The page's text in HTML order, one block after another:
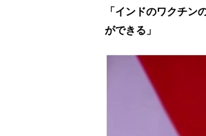
「インドのワクチ
ができる」